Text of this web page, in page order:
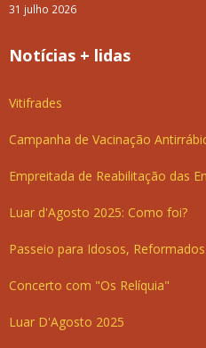
31 julho 2026
Notícias + lidas
Vitifrades
Campanha de Vacinação
Empreitada de Reabilitação das
Luar d'Agosto 2025: Como foi?
Passeio para Idosos,
Concerto com "Os Relíquia"
Luar D'Agosto 2025